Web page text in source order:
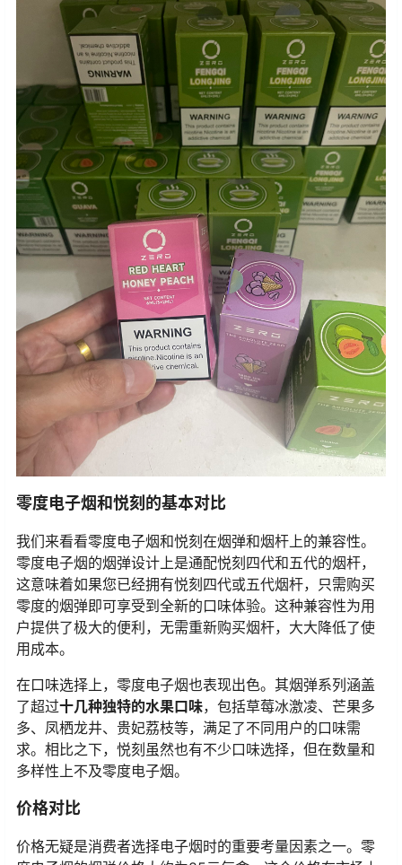
零度电子烟和悦刻的基本对比
我们来看看零度电子烟和悦刻在烟弹和烟杆上的兼容性。
零度电子烟的烟弹设计上是通配悦刻四代和五代的烟杆，
这意味着如果您已经拥有悦刻四代或五代烟杆，只需购买
零度的烟弹即可享受到全新的口味体验。这种兼容性为用
户提供了极大的便利，无需重新购买烟杆，大大降低了使
用成本。
在口味选择上，零度电子烟也表现出色。其烟弹系列涵盖
了超过十几种独特的水果口味，包括草莓冰激凌、芒果多
多、凤栖龙井、贵妃荔枝等，满足了不同用户的口味需
求。相比之下，悦刻虽然也有不少口味选择，但在数量和
多样性上不及零度电子烟。
价格对比
价格无疑是消费者选择电子烟时的重要考量因素之一。零